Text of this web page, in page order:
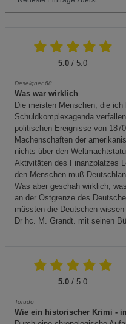
5.0 / 5.0
Deseigner 68
Was war wirklich
Die meisten Menschen, die ich
Schuldkomplexagenda
politischen Ereignisse von
Machenschaften der
nichts über den
Aktivitäten des Finanzplatzes
den Menschen muß
Was aber geschah wirklich,
an der Ostgrenze des
müssten die Deutschen
Dr hc. M. Grandt. mit seinen
5.0 / 5.0
Torudö
Wie ein historischer Krimi -